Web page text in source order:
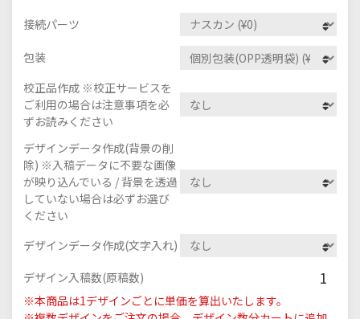
接続パーツ
包装
校正品作成 ※校正サービスを
ご利用の場合は注意事項を必
ずお読みください
デザインデータ作成(背景の削
除) ※入稿データに不要な画像
が映り込んでいる / 背景を透過
していない場合は必ずお選び
ください
デザインデータ作成(文字入れ)
デザイン入稿数(原稿数) 1
※本商品は1デザインごとに単価を算出いたします。